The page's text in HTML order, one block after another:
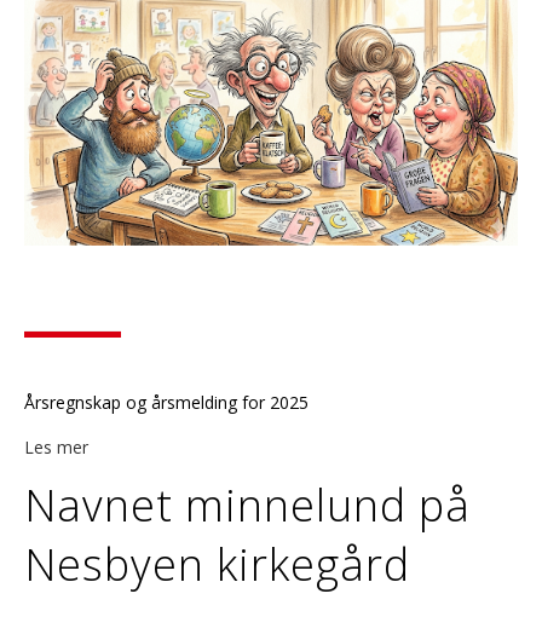
Årsregnskap og årsmelding for 2025
Les mer
Navnet minnelund på
Nesbyen kirkegård